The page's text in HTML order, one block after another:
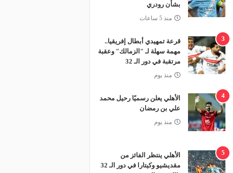
بشأن رودري
منذ 5 ساعات
3
قرعة تمهيدي أبطال إفريقيا..
مهمة سهلة لـ "الزمالك" وعقبة
مرتقبة في دور الـ 32
منذ يوم
4
الأهلي يعلن رسميًا رحيل محمد
علي بن رمضان
منذ يوم
5
الأهلي ينتظر الفائز من
مقديشيو وكيتارا في دور الـ 32